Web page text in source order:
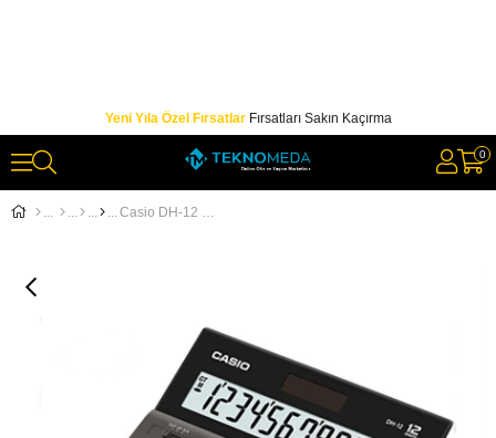
Yeni Yıla Özel FırsatlarFırsatları Sakın Kaçırma
0
Casio DH-12 12 Hane Masa ÜstüHesap Makinesi